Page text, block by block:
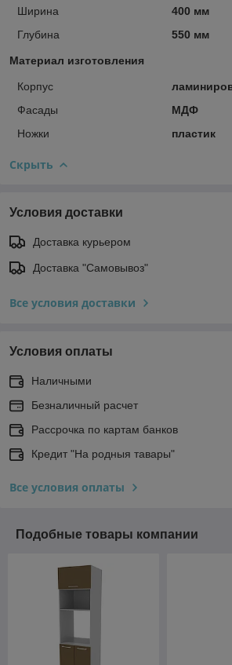
Ширина
400 мм
Глубина
550 мм
Материал изготовления
Корпус
Фасады
МДФ
Ножки
пластик
Скрыть
Условия доставки
Доставка курьером
Доставка "Самовывоз"
Все условия доставки
Условия оплаты
Наличными
Безналичный расчет
Рассрочка по картам банков
Кредит "На родныя тавары"
Все условия оплаты
Подобные товары компании